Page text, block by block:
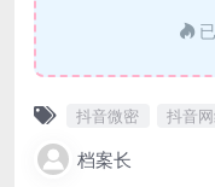
抖音微密 抖音
档案长